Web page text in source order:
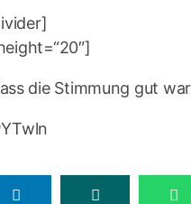
die Stimmung gut